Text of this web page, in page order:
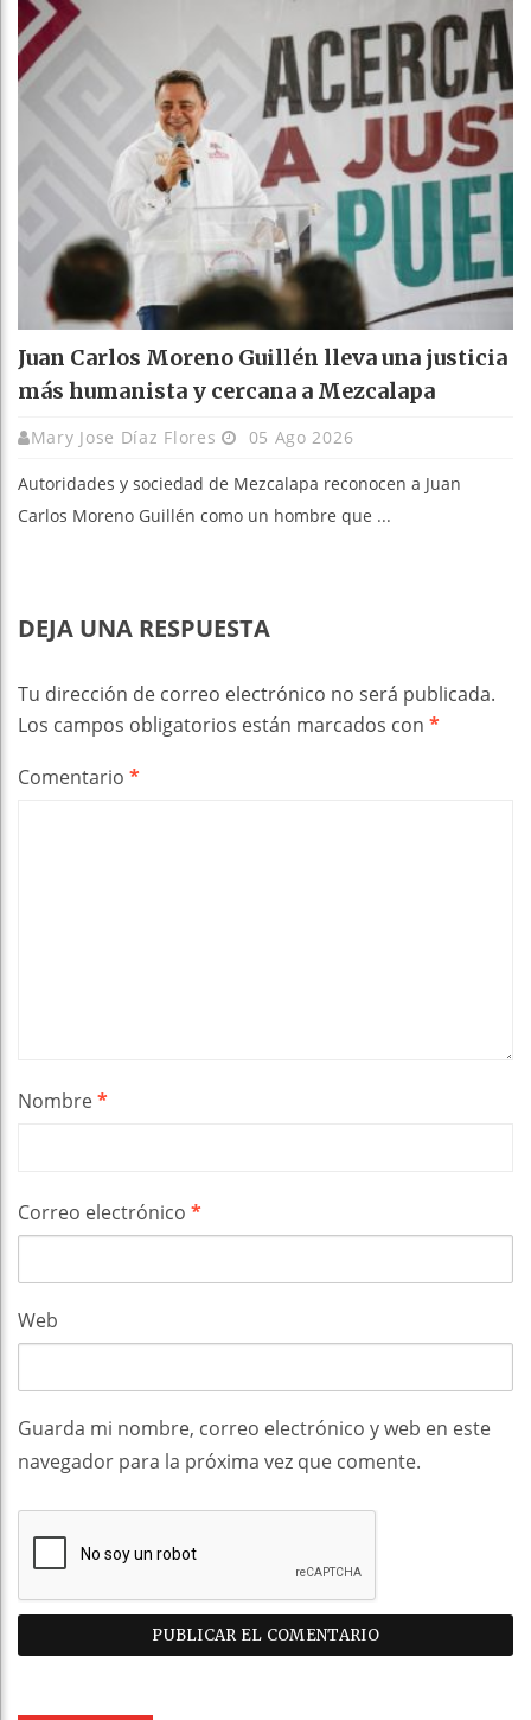
Juan Carlos Moreno Guillén lleva una justicia
más humanista y cercana a Mezcalapa
Mary Jose Díaz Flores 05 Ago 2026
Autoridades y sociedad de Mezcalapa reconocen a Juan
Carlos Moreno Guillén como un hombre que ...
DEJA UNA RESPUESTA
Tu dirección de correo electrónico no será publicada.
Los campos obligatorios están marcados con *
Comentario *
Nombre*
Correo electrónico *
Web
Guarda mi nombre, correo electrónico y web en este
navegador para la próxima vez que comente.